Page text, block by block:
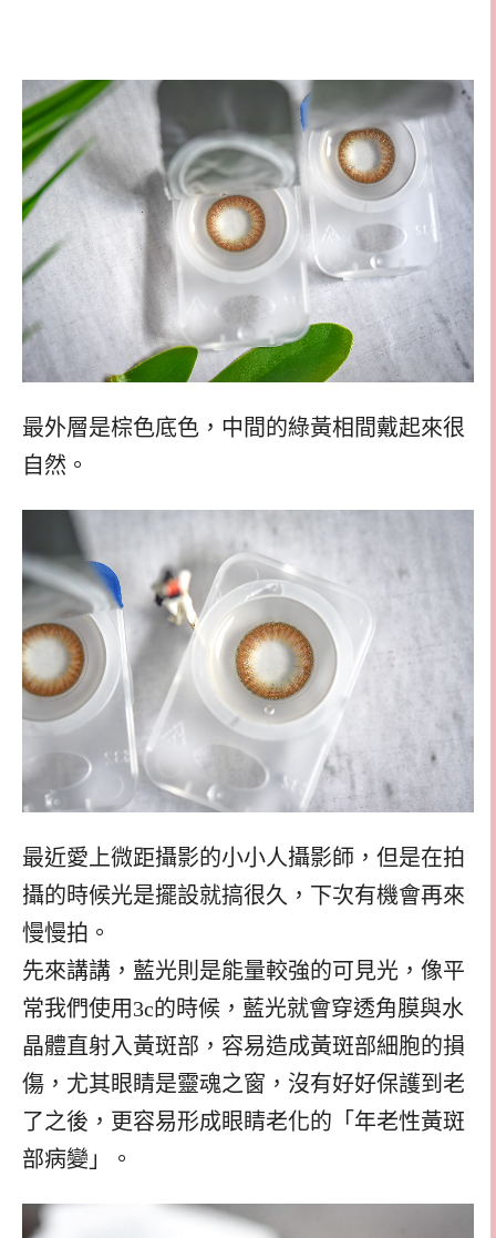
最外層是棕色底色，中間的綠黃相間戴起來很
自然。
最近愛上微距攝影的小小人攝影師，但是在拍
攝的時候光是擺設就搞很久，下次有機會再來
慢慢拍。
先來講講，藍光則是能量較強的可見光，像平
常我們使用3c的時候，藍光就會穿透角膜與水
晶體直射入黃斑部，容易造成黃斑部細胞的損
傷，尤其眼睛是靈魂之窗，沒有好好保護到老
了之後，更容易形成眼睛老化的「年老性黃斑
部病變」。